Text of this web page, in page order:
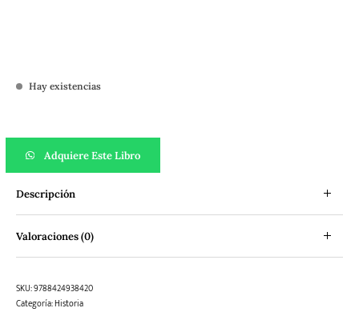
Hay existencias
Adquiere Este Libro
Descripción
Valoraciones (0)
SKU:9788424938420
Categoría:Historia